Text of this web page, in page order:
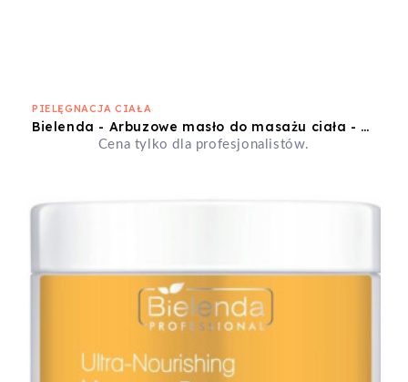
PIELĘGNACJA CIAŁA
Bielenda - Arbuzowe masło do masażu ciała - 500ml
Cena tylko dla profesjonalistów.